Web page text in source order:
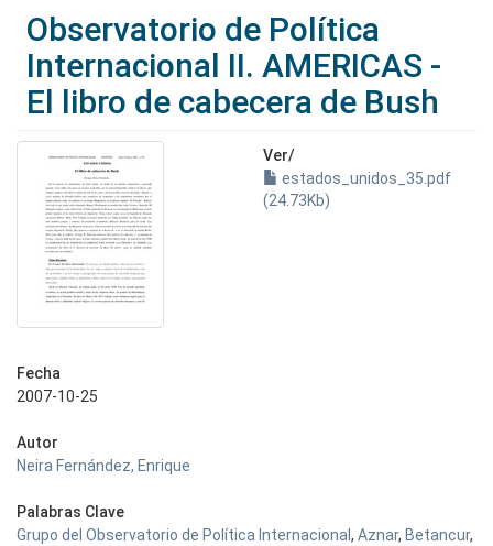
Observatorio de Política
Internacional II. AMERICAS -
El libro de cabecera de Bush
Ver/
estados_unidos_35.pdf
(24.73Kb)
Fecha
2007-10-25
Autor
Neira Fernández, Enrique
Palabras Clave
Grupo del Observatorio de Política Internacional , Aznar, Betancur,